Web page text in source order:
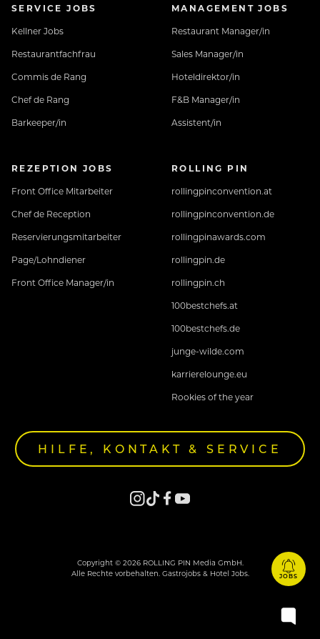
SERVICE JOBS
Kellner Jobs
Restaurantfachfrau
Commis de Rang
Chef de Rang
Barkeeper/in
MANAGEMENT JOBS
Restaurant Manager/in
Sales Manager/in
Hoteldirektor/in
F&B Manager/in
Assistent/in
REZEPTION JOBS
Front Office Mitarbeiter
Chef de Reception
Reservierungsmitarbeiter
Page/Lohndiener
Front Office Manager/in
ROLLING PIN
rollingpinconvention.at
rollingpinconvention.de
rollingpinawards.com
rollingpin.de
rollingpin.ch
100bestchefs.at
100bestchefs.de
junge-wilde.com
karrierelounge.eu
Rookies of the year
HILFE, KONTAKT & SERVICE
Copyright © 2026 ROLLING PIN Media GmbH.
Alle Rechte vorbehalten. Gastrojobs & Hotel Jobs.
JOBS